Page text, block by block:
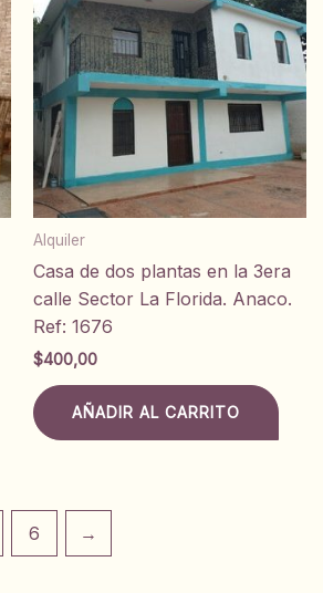
Alquiler
Casa de dos plantas en la 3era
calle Sector La Florida. Anaco.
Ref: 1676
$400,00
AÑADIR AL CARRITO
6 →